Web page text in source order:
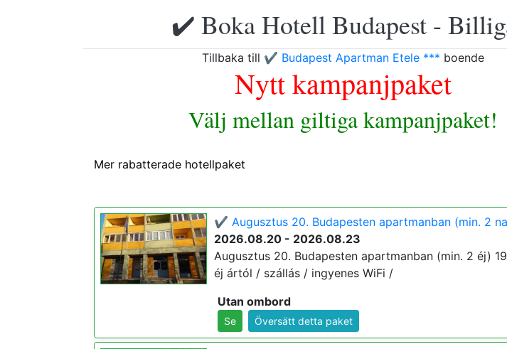
✔️ Boka Hotell Budapest -
Tillbaka till ✔️ Budapest Apartman Etele *** boende
Nytt kampanjpaket
Välj mellan giltiga kampanjpaket!
Mer rabatterade hotellpaket
✔️ Augusztus 20. Budapesten apartmanban (min. 2
2026.08.20 - 2026.08.23
Augusztus 20. Budapesten apartmanban (min. 2 éj)
éj ártól / szállás / ingyenes WiFi /
Utan ombord
Se Översätt detta paket